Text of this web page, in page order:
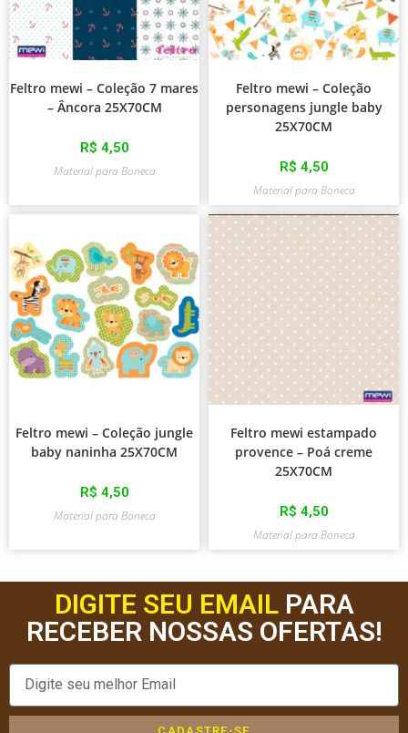
Feltro mewi – Coleção 7 mares
– Âncora 25X70CM
R$ 4,50
Material para Boneca
Feltro mewi – Coleção
personagens jungle baby
25X70CM
R$ 4,50
Material para Boneca
Feltro mewi – Coleção jungle
baby naninha 25X70CM
R$ 4,50
Material para Boneca
Feltro mewi estampado
provence – Poá creme
25X70CM
R$ 4,50
Material para Boneca
DIGITE SEU EMAILPARA
RECEBER NOSSAS OFERTAS!